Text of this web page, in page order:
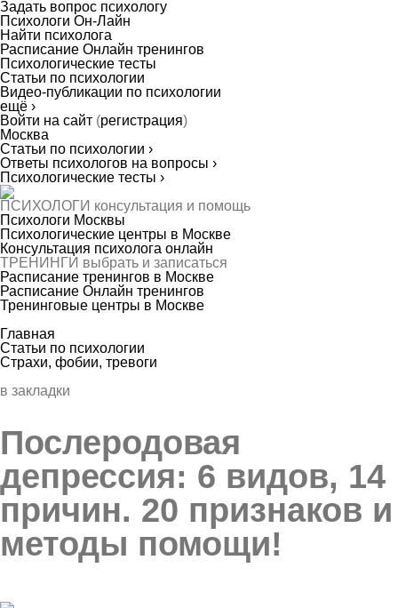
Задать вопрос психологу
Психологи Он-Лайн
Найти психолога
Расписание Онлайн тренингов
Психологические тесты
Статьи по психологии
Видео-публикации по психологии
ещё ›
Войти на сайт (регистрация)
Москва
Статьи по психологии ›
Ответы психологов на вопросы ›
Психологические тесты ›
ПСИХОЛОГИ консультация и помощь
Психологи Москвы
Психологические центры в Москве
Консультация психолога онлайн
ТРЕНИНГИ выбрать и записаться
Расписание тренингов в Москве
Расписание Онлайн тренингов
Тренинговые центры в Москве
Главная
Статьи по психологии
Страхи, фобии, тревоги
в закладки
Послеродовая
депрессия: 6 видов, 14
причин. 20 признаков и
методы помощи!